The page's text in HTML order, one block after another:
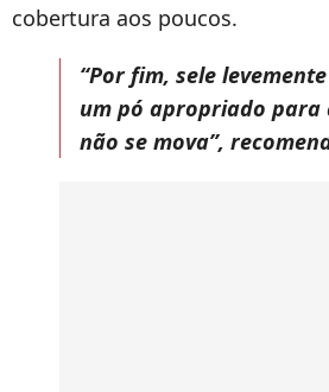
cobertura aos poucos.
“Por fim, sele
um pó apropriado para
não se mova”,